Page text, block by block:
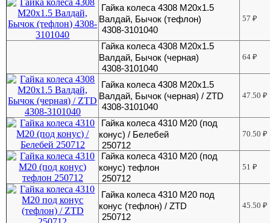
Гайка колеса 4308 М20х1.5
Валдай, Бычок (тефлон)
4308-3101040
57₽
Гайка колеса 4308 М20х1.5
Валдай, Бычок (черная)
4308-3101040
64₽
Гайка колеса 4308 М20х1.5
Валдай, Бычок (черная) / ZTD
4308-3101040
47.50₽
Гайка колеса 4310 М20 (под
конус) / Белебей
250712
70.50₽
Гайка колеса 4310 М20 (под
конус) тефлон
250712
51₽
Гайка колеса 4310 М20 под
конус (тефлон) / ZTD
250712
45.50₽